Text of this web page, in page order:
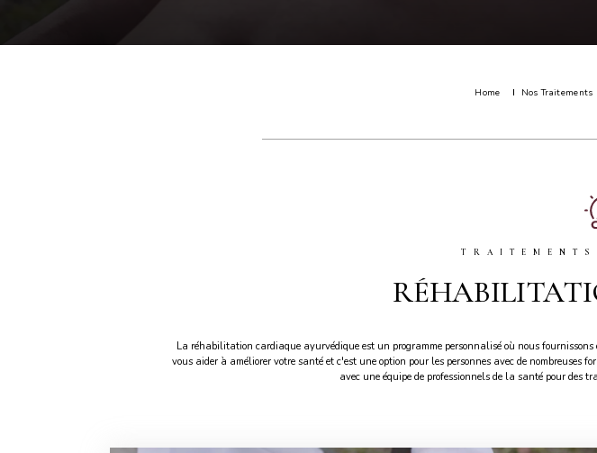
Home Nos Traitements
TRAITEMENTS
La réhabilitation cardiaque ayurvédique est un programme personnalisé où nous
vous aider à améliorer votre santé et c'est une option pour les personnes avec de
avec une équipe de professionnels de la santé pour